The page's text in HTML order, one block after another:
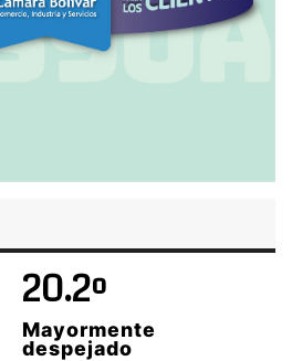
20.2º
Mayormente
despejado